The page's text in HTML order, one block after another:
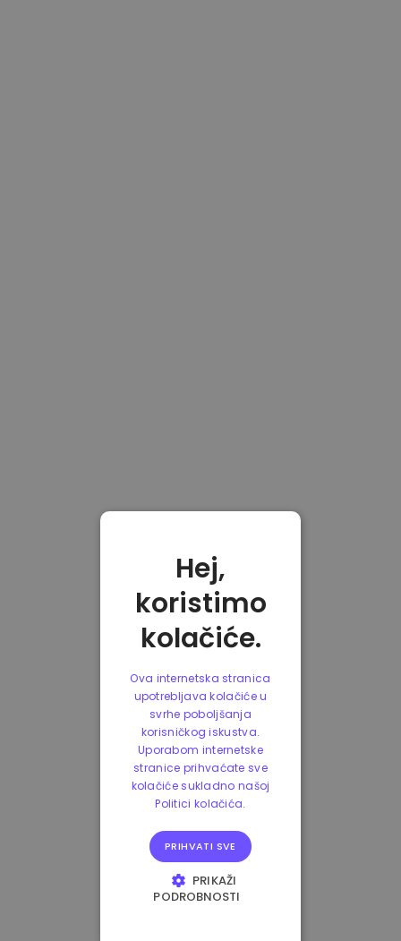
Hej,
koristimo
kolačiće.
Ova internetska stranica
upotrebljava kolačiće u
svrhe poboljšanja
korisničkog iskustva.
Uporabom internetske
stranice prihvaćate sve
kolačiće sukladno našoj
Politici kolačića.
PRIHVATI SVE
PRIKAŽI
PODROBNOSTI